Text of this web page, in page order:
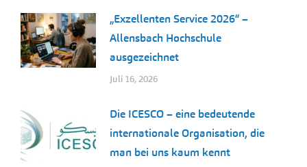
„Exzellenten Service 2026“ –
Allensbach Hochschule
ausgezeichnet
Juli 16, 2026
Die ICESCO – eine bedeutende
internationale Organisation, die
man bei uns kaum kennt